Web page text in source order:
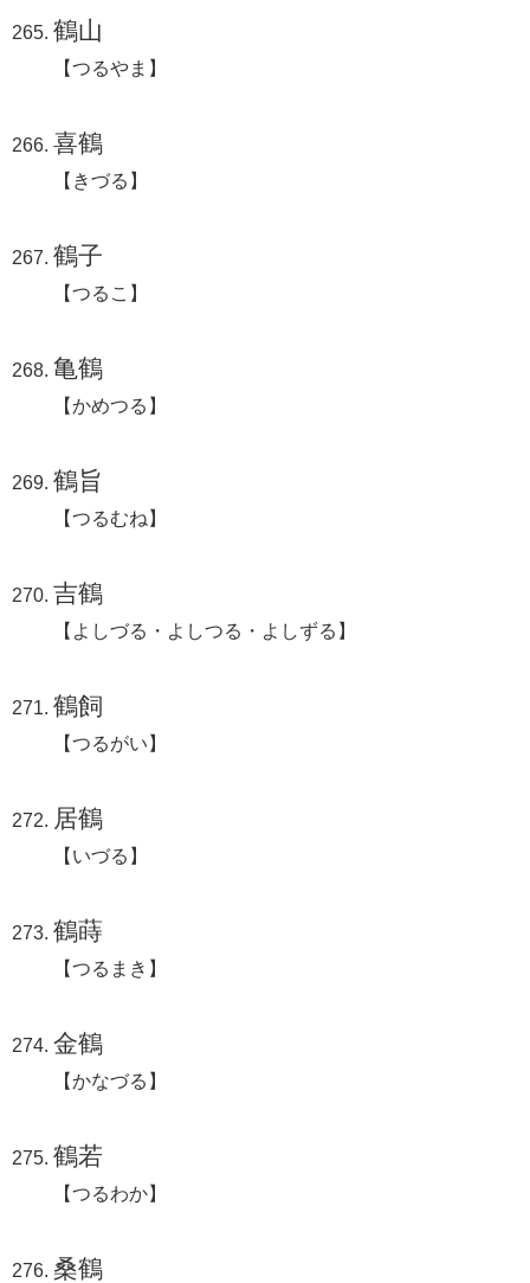
鶴山
【つるやま】
喜鶴
【きづる】
鶴子
【つるこ】
亀鶴
【かめつる】
鶴旨
【つるむね】
吉鶴
【よしづる・よしつる・よしずる】
鶴飼
【つるがい】
居鶴
【いづる】
鶴蒔
【つるまき】
金鶴
【かなづる】
鶴若
【つるわか】
桑鶴